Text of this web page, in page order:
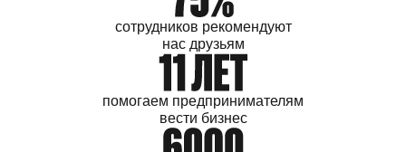
сотрудников рекомендуют
нас друзьям
помогаем предпринимателям
вести бизнес